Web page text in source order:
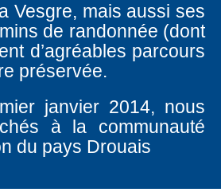
Vesgre, mais aussi ses
de randonnée (dont
d’agréables parcours
préservée.
janvier 2014, nous
à la communauté
du pays Drouais